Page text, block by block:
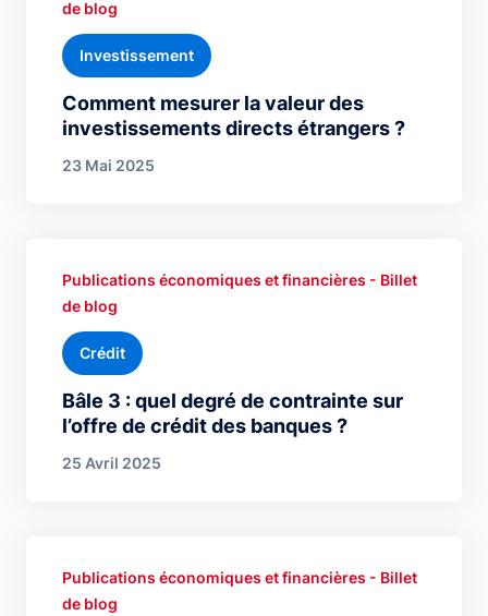
Comment mesurer la valeur des
investissements directs étrangers ?
de blog
Investissement
23 Mai 2025
Bâle 3 : quel degré de contrainte sur
l’offre de crédit des banques ?
Publications économiques et financières - Billet
de blog
Crédit
25 Avril 2025
Publications économiques et financières - Billet
de blog